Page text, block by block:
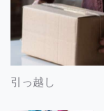
引っ越し